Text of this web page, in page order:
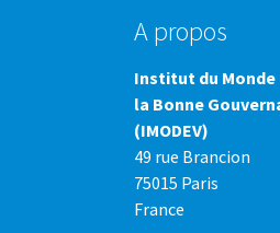
A propos
Institut du
la Bonne
(IMODEV)
49 rue Brancion
75015 Paris
France